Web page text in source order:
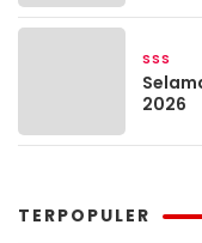
SSS
2026
TERPOPULER